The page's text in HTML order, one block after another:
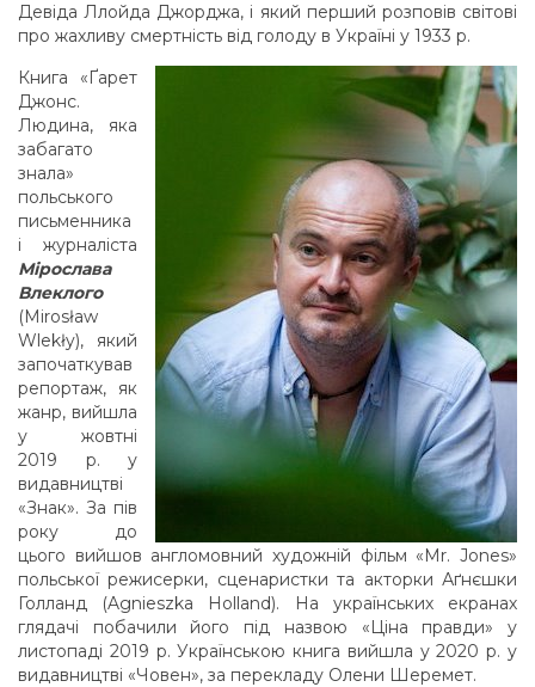
Девіда Ллойда Джорджа, і який перший розповів світові
про жахливу смертність від голоду в Україні у 1933 р.
Книга «Ґарет
Джонс.
Людина, яка
забагато
знала»
польського
письменника
і журналіста
Мірослава
Влеклого
(Mirosław
Wlekły), який
започаткував
репортаж, як
жанр, вийшла
у жовтні
2019 р. у
видавництві
«Знак». За пів
року до
цього вийшов англомовний художній фільм «Mr. Jones»
польської режисерки, сценаристки та акторки Аґнєшки
Голланд (Agnieszka Holland). На українських екранах
глядачі побачили його під назвою «Ціна правди» у
листопаді 2019 р. Українською книга вийшла у 2020 р. у
видавництві «Човен», за перекладу Олени Шеремет.